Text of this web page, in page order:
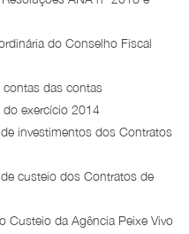
do Conselho Fiscal
contas das contas
do exercício 2014
investimentos dos Contratos
custeio dos Contratos de
Custeio da Agência Peixe Vivo